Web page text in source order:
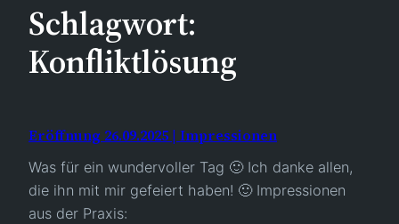
Schlagwort:
Konfliktlösung
Eröffnung 26.09.2025 | Impressionen
Was für ein wundervoller Tag 🙂 Ich danke allen,
die ihn mit mir gefeiert haben! 🙂 Impressionen
aus der Praxis: